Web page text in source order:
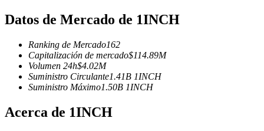
Futuros del USDC
Datos de Mercado de 1INCH
Ranking de Mercado162
Capitalización de mercado$114.89M
Volumen 24h$4.02M
Suministro Circulante1.41B 1INCH
Suministro Máximo1.50B 1INCH
Acerca de 1INCH